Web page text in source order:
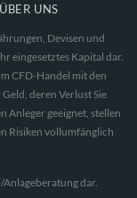
ÜBER UNS
Devisen und
eingesetztes Kapital dar.
CFD-Handel mit den
deren Verlust Sie
Anleger geeignet, stellen
Risiken vollumfänglich
Anlageberatung dar.